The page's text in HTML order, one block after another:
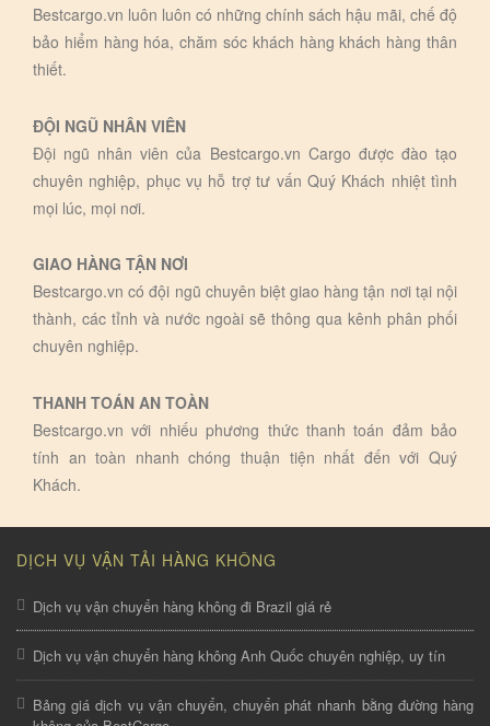
Bestcargo.vn luôn luôn có những chính sách hậu mãi, chế độ
bảo hiểm hàng hóa, chăm sóc khách hàng khách hàng thân
thiết.
ĐỘI NGŨ NHÂN VIÊN
Đội ngũ nhân viên của Bestcargo.vn Cargo được đào tạo
chuyên nghiệp, phục vụ hỗ trợ tư vấn Quý Khách nhiệt tình
mọi lúc, mọi nơi.
GIAO HÀNG TẬN NƠI
Bestcargo.vn có đội ngũ chuyên biệt giao hàng tận nơi tại nội
thành, các tỉnh và nước ngoài sẽ thông qua kênh phân phối
chuyên nghiệp.
THANH TOÁN AN TOÀN
Bestcargo.vn với nhiếu phương thức thanh toán đảm bảo
tính an toàn nhanh chóng thuận tiện nhất đến với Quý
Khách.
DỊCH VỤ VẬN TẢI HÀNG KHÔNG
Dịch vụ vận chuyển hàng không đi Brazil giá rẻ
Dịch vụ vận chuyển hàng không Anh Quốc chuyên nghiệp, uy tín
Bảng giá dịch vụ vận chuyển, chuyển phát nhanh bằng đường hàng